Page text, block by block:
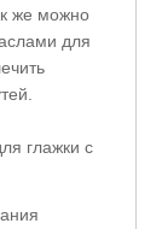
же можно
для
глажки с